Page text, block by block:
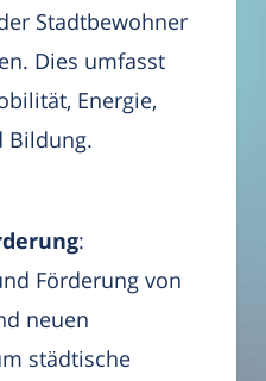
Stadtbewohner
Dies umfasst
Energie,
Bildung.
:
Förderung von
neuen
städtische